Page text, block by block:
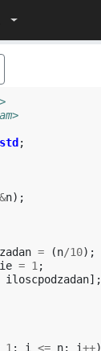
std ;
&n);
= (n/10);
= 1 ;
iloscpodzadan];
1 ; i <= n; i++)